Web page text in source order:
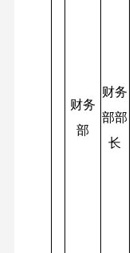
财务
部
财务
部部
长